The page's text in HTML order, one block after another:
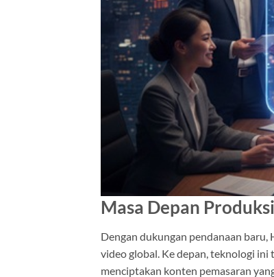
Masa Depan
Dengan dukungan pendanaan
video global. Ke depan, teknologi
menciptakan konten pemasaran